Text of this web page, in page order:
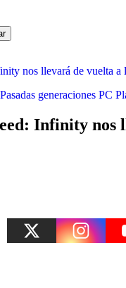
nos llevará de vuelta
Pasadas generaciones PC
Infinity nos